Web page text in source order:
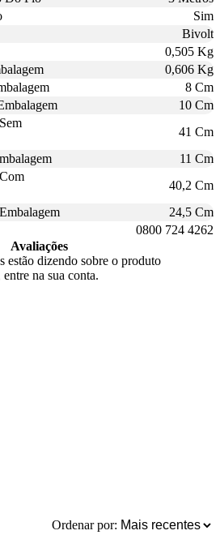
Sim
Bivolt
0,505 Kg
0,606 Kg
8 Cm
10 Cm
41 Cm
11 Cm
40,2 Cm
24,5 Cm
0800 724 4262
Avaliações
estão dizendo sobre o produto
na sua conta.
Ordenar por: